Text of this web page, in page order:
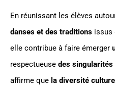
En réunissant les élèves
danses et des traditions issus
elle contribue à faire émerger
respectueuse des singularités
affirme que la diversité